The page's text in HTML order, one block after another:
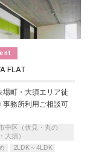
FLAT
場町・大須エリア徒
務所利用ご相談可
中区（伏見・丸の
大須）
2LDK～4LDK